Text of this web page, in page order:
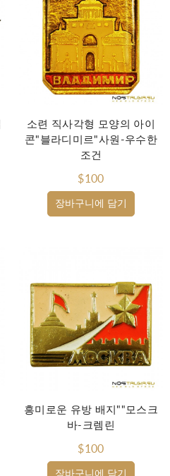
장바구니에 담기
소련 직사각형 모양의 아이
콘"블라디미르"사원-우수한
조건
$100
장바구니에 담기
흥미로운 유방 배지""모스크
바-크렘린
$100